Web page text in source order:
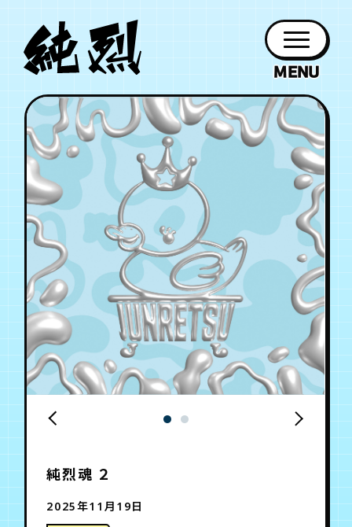
お知らせ 日程
SCHEDULE
チケット
TICKET
紹介
PROFILE
作品
DISCOGRAPHY
日記
BLOG
グッズ
GOODS
ホーム
HOME
ファン
クラブ
年会員制ファンクラブ
チケット お知らせ
年会員制ファンクラブ
会員登録
チケット
FC TICKET
お知らせ
FC NEWS
ムービー
MOVIE
月会員制ファンクラブ
純烈魂 ２
2025年11月19日